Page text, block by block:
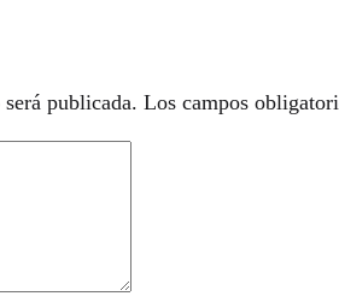
publicada. Los campos